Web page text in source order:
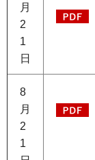
月
2
1
日
8
月
2
1